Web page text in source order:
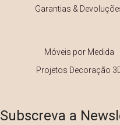
Garantias &
Móveis por Medida
Projetos Decoração
Subscreva a